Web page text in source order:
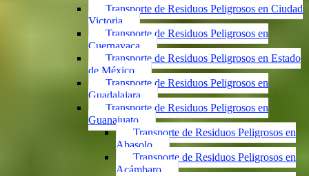
Transporte de Residuos Peligrosos en Ciudad
Victoria
Transporte de Residuos Peligrosos en
Cuernavaca
Transporte de Residuos Peligrosos en Estado
de México
Transporte de Residuos Peligrosos en
Guadalajara
Transporte de Residuos Peligrosos en
Guanajuato
Transporte de Residuos Peligrosos en
Abasolo
Transporte de Residuos Peligrosos en
Acámbaro